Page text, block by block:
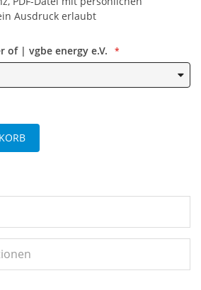
Ausdruck erlaubt
of | vgbe energy e.V.